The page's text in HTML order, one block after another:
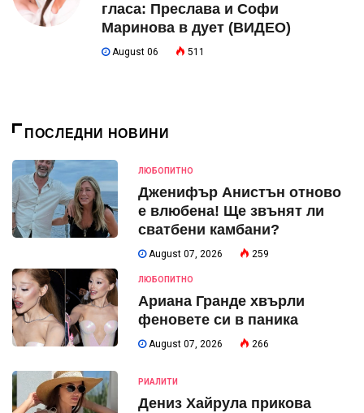
гласа: Преслава и Софи
Маринова в дует (ВИДЕО)
August 06 511
ПОСЛЕДНИ НОВИНИ
ЛЮБОПИТНО
Дженифър Анистън отново
е влюбена! Ще звънят ли
сватбени камбани?
August 07, 2026 259
ЛЮБОПИТНО
Ариана Гранде хвърли
феновете си в паника
August 07, 2026 266
РИАЛИТИ
Дениз Хайрула прикова